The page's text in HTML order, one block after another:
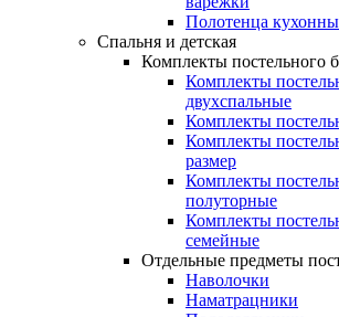
Полотенца
Спальня и детская
Комплекты постельного
Комплекты
двухспальные
Комплекты
Комплекты
размер
Комплекты
полуторные
Комплекты
семейные
Отдельные предметы
Наволочки
Наматрацники